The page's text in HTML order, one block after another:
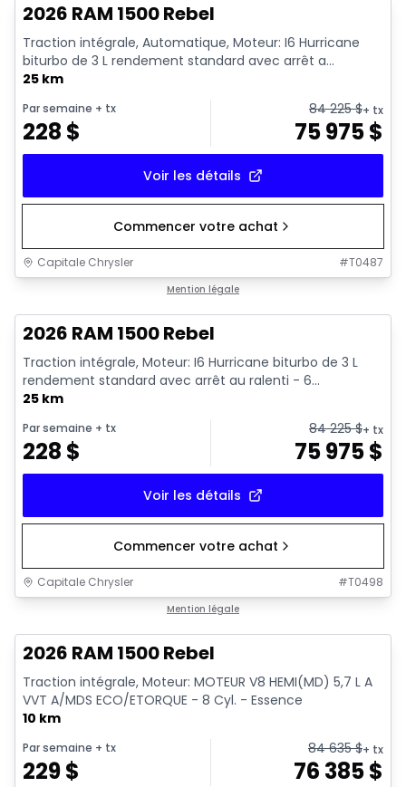
2026 RAM 1500 Rebel
Traction intégrale, Automatique, Moteur: I6 Hurricane
biturbo de 3 L rendement standard avec arrêt a...
25 km
Par semaine + tx
228 $
84 225$+ tx
75 975$
Voir les détails
Commencer votre achat
Capitale Chrysler #T0487
Mention légale
2026 RAM 1500 Rebel
Traction intégrale, Moteur: I6 Hurricane biturbo de 3 L
rendement standard avec arrêt au ralenti - 6...
25 km
Par semaine + tx
228 $
84 225$+ tx
75 975$
Voir les détails
Commencer votre achat
Capitale Chrysler #T0498
Mention légale
2026 RAM 1500 Rebel
Traction intégrale, Moteur: MOTEUR V8 HEMI(MD) 5,7 L A
VVT A/MDS ECO/ETORQUE - 8 Cyl. - Essence
10 km
Par semaine + tx
229$
84 635$+ tx
76 385$